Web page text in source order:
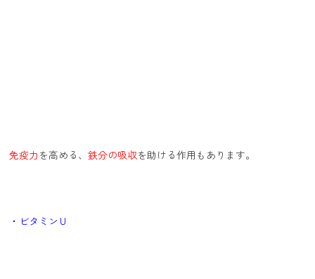
免疫力 を高める、鉄分の吸収を助ける作用もあります。
・ビタミンＵ